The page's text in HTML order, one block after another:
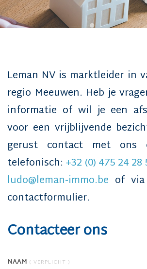
Leman NV is marktleider in
regio Meeuwen. Heb je
informatie of wil je een
voor een vrijblijvende
gerust contact met ons
telefonisch: +32 (0) 475 24 28
ludo@leman-immo.be of via
contactformulier.
Contacteer ons
NAAM ( VERPLICHT )